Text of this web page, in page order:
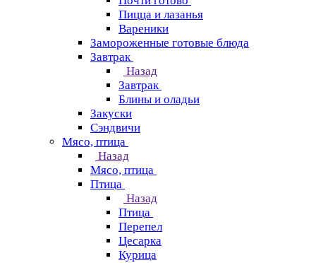
Пицца и лазанья
Вареники
Замороженные готовые блюда
Завтрак
Назад
Завтрак
Блины и оладьи
Закуски
Сэндвичи
Мясо, птица
Назад
Мясо, птица
Птица
Назад
Птица
Перепел
Цесарка
Курица